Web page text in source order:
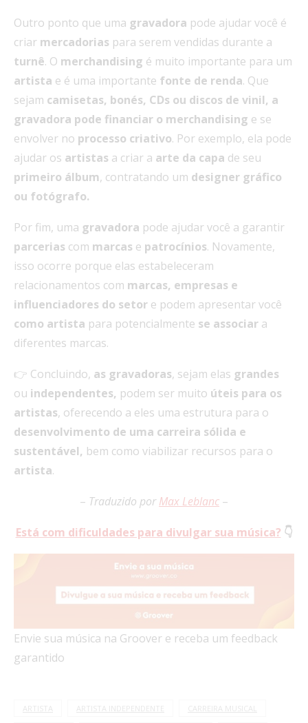
Outro ponto que uma gravadora pode ajudar você é
criar mercadorias para serem vendidas durante a
turnê. O merchandising é muito importante para um
artista e é uma importante fonte de renda. Que
sejam camisetas, bonés, CDs ou discos de vinil, a
gravadora pode financiar o merchandising e se
envolver no processo criativo. Por exemplo, ela pode
ajudar os artistas a criar a arte da capa de seu
primeiro álbum, contratando um designer gráfico
ou fotógrafo.
Por fim, uma gravadora pode ajudar você a garantir
parcerias com marcas e patrocínios. Novamente,
isso ocorre porque elas estabeleceram
relacionamentos com marcas, empresas e
influenciadores do setor e podem apresentar você
como artista para potencialmente se associar a
diferentes marcas.
👉 Concluindo, as gravadoras, sejam elas grandes
ou independentes, podem ser muito úteis para os
artistas, oferecendo a eles uma estrutura para o
desenvolvimento de uma carreira sólida e
sustentável, bem como viabilizar recursos para o
artista.
– Traduzido porMax Leblanc –
Está com dificuldades para divulgar sua música? 👇
Envie sua música na Groover e receba um feedback
garantido
ARTISTA ARTISTA INDEPENDENTE CARREIRA MUSICAL